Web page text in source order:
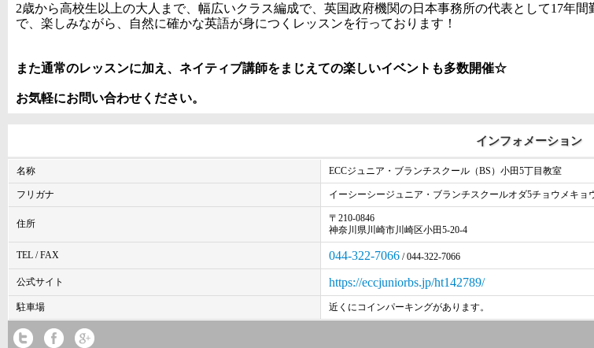
2歳から高校生以上の大人まで、幅広いクラス編成で、英国政府機関の日本事務所の代表として17年
で、楽しみながら、自然に確かな英語が身につくレッスンを行っております！
また通常のレッスンに加え、ネイティブ講師をまじえての楽しいイベントも多数開催☆
お気軽にお問い合わせください。
インフォメーション
名称 ECCジュニア・ブランチスクール（BS）小田5丁目教室
フリガナ イーシーシージュニア・ブランチスクールオダ5チョウメキョ
住所
〒210-0846
神奈川県川崎市川崎区小田5-20-4
TEL / FAX 044-322-7066 / 044-322-7066
公式サイト https://eccjuniorbs.jp/ht142789/
駐車場 近くにコインパーキングがあります。